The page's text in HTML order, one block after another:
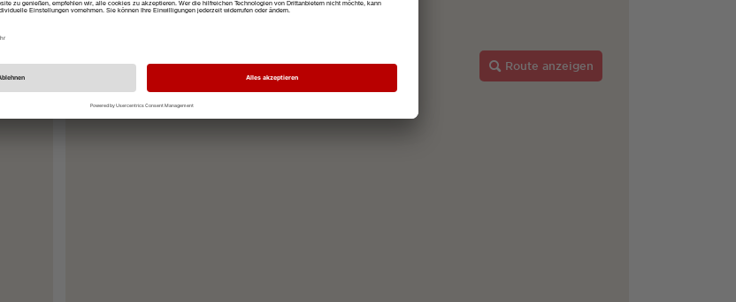
Ihre Zieladresse
Route anzeigen